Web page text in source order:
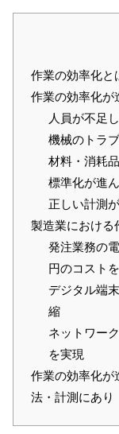
作業の効率化と
作業の効率化が
人員が不足
機械のトラ
材料・消耗
標準化が進
正しい計測
製造業における
発注業務の
円のコスト
デジタル端
縮
ネットワー
を実現
作業の効率化が
法・計測にあり